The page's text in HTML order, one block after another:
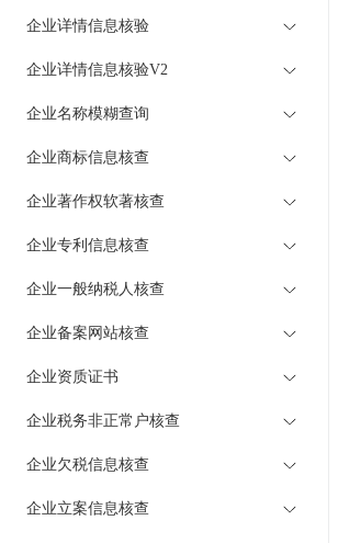
企业详情信息核验
企业详情信息核验V2
企业名称模糊查询
企业商标信息核查
企业著作权软著核查
企业专利信息核查
企业一般纳税人核查
企业备案网站核查
企业资质证书
企业税务非正常户核查
企业欠税信息核查
企业立案信息核查